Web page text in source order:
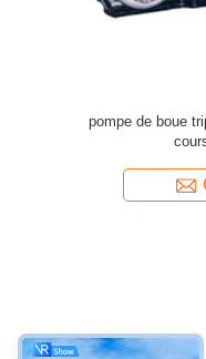
Pompe de boue
puits